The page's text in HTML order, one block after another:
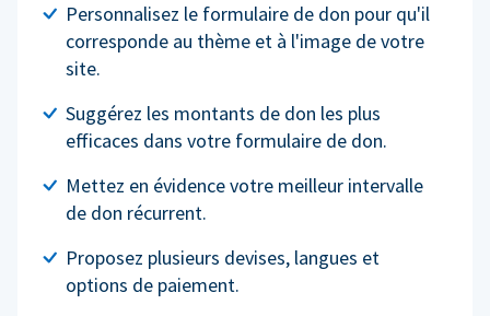
Personnalisez le formulaire de don pour qu'il
corresponde au thème et à l'image de votre
site.
Suggérez les montants de don les plus
efficaces dans votre formulaire de don.
Mettez en évidence votre meilleur intervalle
de don récurrent.
Proposez plusieurs devises, langues et
options de paiement.